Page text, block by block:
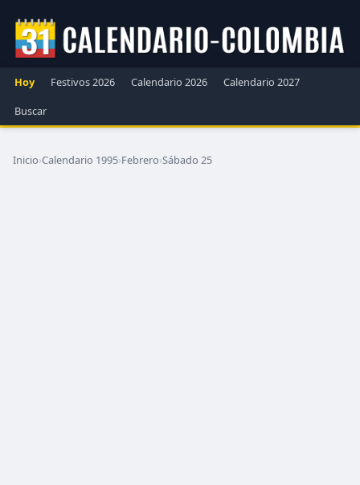
Hoy Festivos 2026 Calendario 2026
Calendario 2027
Buscar
Inicio›Calendario 1995›Febrero›Sábado 25